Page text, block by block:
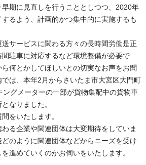
期に見直しを行うこととしつつ、2020年
るよう、計画的かつ集中的に実施するも
サービスに関わる方々の長時間労働是正
駐車に対応するなど環境整備が必要で
何とかしてほしいとの切実なお声をお聞
は、本年2月からさいたま市大宮区大門町
グメーターの一部が貨物集配中の貨物車
なりました。
をいたします。
る企業や関連団体は大変期待をしていま
のように関連団体などからニーズを受け
進めていくのかお伺いをいたします。